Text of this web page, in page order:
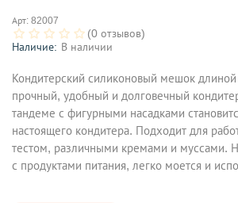
Арт: 82007
(0 отзывов)
Наличие: В наличии
Кондитерский силиконовый мешок
прочный, удобный и долговечный
тандеме с фигурными насадками
настоящего кондитера. Подходит для
тестом, различными кремами и муссами.
с продуктами питания, легко моется и